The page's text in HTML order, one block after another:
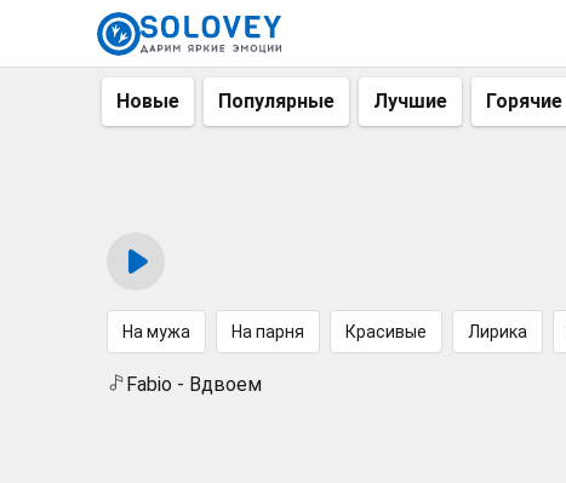
Новые Популярные Лучшие Горячие
На мужа На парня Красивые Лирика
Fabio - Вдвоем